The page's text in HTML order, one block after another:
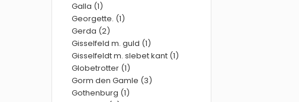
Galla (1)
Georgette. (1)
Gerda (2)
Gisselfeld m. guld (1)
Gisselfeldt m. slebet kant (1)
Globetrotter (1)
Gorm den Gamle (3)
Gothenburg (1)